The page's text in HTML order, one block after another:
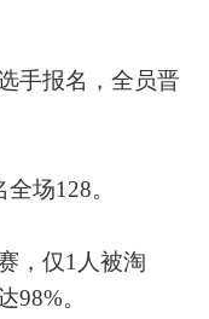
手报名，全员晋
场128。
，仅1人被淘
98%。